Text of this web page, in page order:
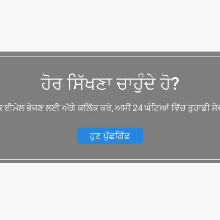
ਹੋਰ ਸਿੱਖਣਾ ਚਾਹੁੰਦੇ ਹੋ?
ਈਮੇਲ ਭੇਜਣ ਲਈ ਅੱਗੇ ਕਲਿੱਕ ਕਰੋ, ਅਸੀਂ 24 ਘੰਟਿਆਂ ਵਿੱਚ ਤੁਹਾਡੀ
ਹੁਣ ਪੁੱਛਗਿੱਛ